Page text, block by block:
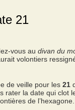
21
vous au divan du
volontiers
de veille pour les 21
rater la date qui clot
de l’hexagone.